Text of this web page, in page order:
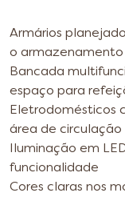
Armários
o armazenamento
Bancada
espaço para
Eletrodomésticos
área de circulação
Iluminação em
funcionalidade
Cores claras nos